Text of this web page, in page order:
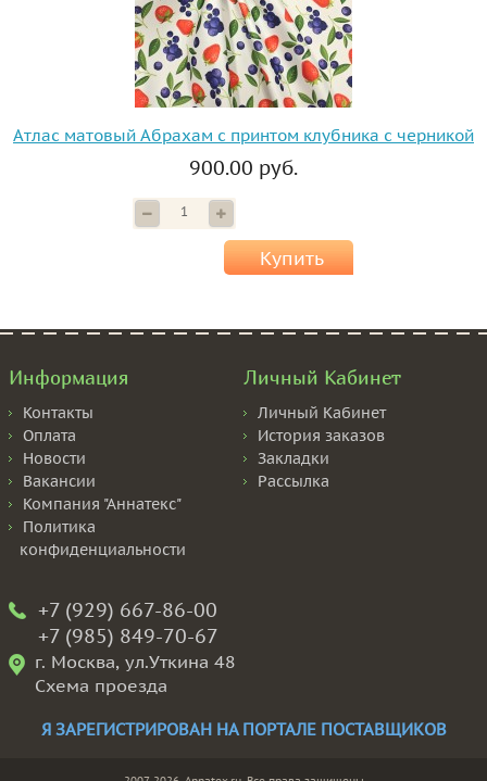
Атлас матовый Абрахам с принтом клубника с черникой
900.00 руб.
Купить
Информация
Контакты
Оплата
Новости
Вакансии
Компания "Аннатекс"
Политика
конфиденциальности
Личный Кабинет
Личный Кабинет
История заказов
Закладки
Рассылка
+7 (929) 667-86-00
+7 (985) 849-70-67
г. Москва, ул.Уткина 48
Схема проезда
Я ЗАРЕГИСТРИРОВАН НА ПОРТАЛЕ ПОСТАВЩИКОВ